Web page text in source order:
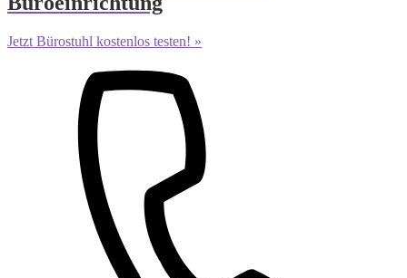
Jetzt Bürostuhl kostenlos testen! »